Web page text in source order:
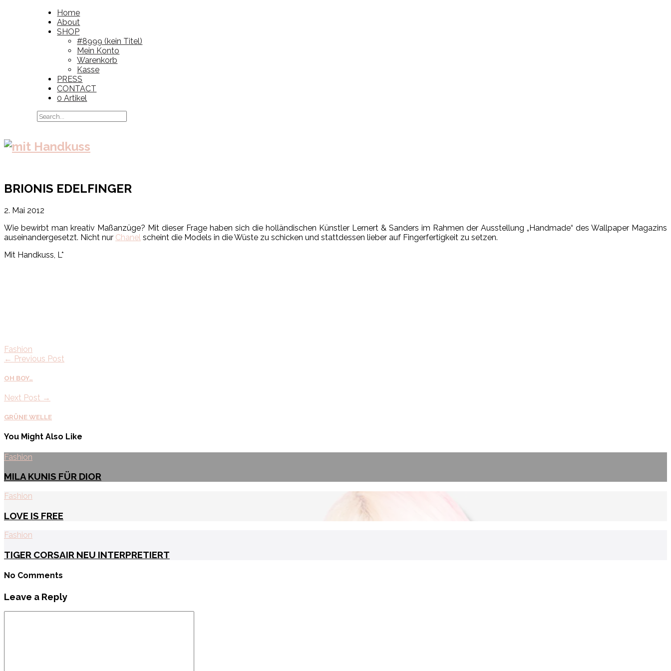
Home
About
SHOP
#8999 (kein Titel)
Mein Konto
Warenkorb
Kasse
PRESS
CONTACT
0 Artikel
BRIONIS EDELFINGER
2. Mai 2012
Wie bewirbt man kreativ Maßanzüge? Mit dieser Frage haben sich die holländischen Künstler Lernert & Sanders im Rahmen der Ausstellung „Handmade“ des Wallpaper Magazins
auseinandergesetzt. Nicht nur Chanel scheint die Models in die Wüste zu schicken und stattdessen lieber auf Fingerfertigkeit zu setzen.
Mit Handkuss, L*
Fashion
← Previous Post
OH BOY…
Next Post →
GRÜNE WELLE
You Might Also Like
Fashion
MILA KUNIS FÜR DIOR
Fashion
LOVE IS FREE
Fashion
TIGER CORSAIR NEU INTERPRETIERT
No Comments
Leave a Reply